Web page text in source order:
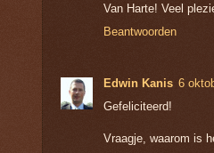
Van Harte! Veel
Beantwoorden
Edwin Kanis 6
Gefeliciteerd!
Vraagje, waarom is